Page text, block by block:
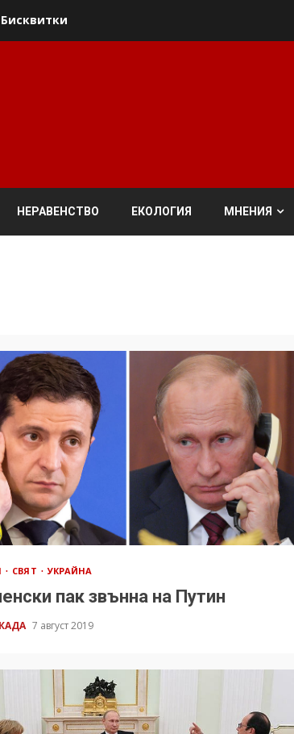
НЕРАВЕНСТВО ЕКОЛОГИЯ МНЕНИЯ
СВЯТ УКРАЙНА
пак звънна на Путин
7 август 2019